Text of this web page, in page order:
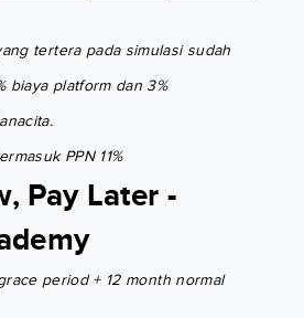
tertera pada simulasi sudah
biaya platform dan 3%
PPN 11%
Pay Later -
period + 12 month normal